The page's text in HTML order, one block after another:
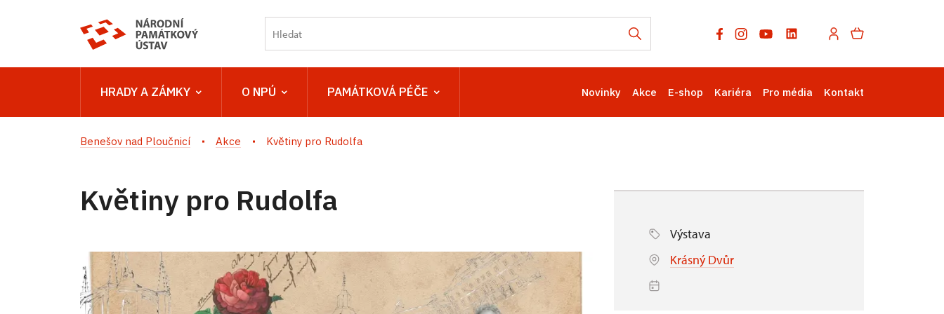
HRADY A ZÁMKY O NPÚ PAMÁTKOVÁ PÉČE Novinky Akce E-shop Kariéra Pro média Kontakt
Benešov nad Ploučnicí Akce Květiny pro Rudolfa
Květiny pro Rudolfa
Výstava
Krásný Dvůr